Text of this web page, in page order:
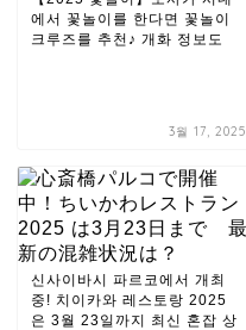
에서 꽃놀이를 한다면 꽃놀이
크루즈를 추천♪ 개화 정보도
3월 17, 2025
신사이바시 파르코에서 개최
중! 치이카와 레스토랑 2025
은 3월 23일까지 최신 혼잡 상